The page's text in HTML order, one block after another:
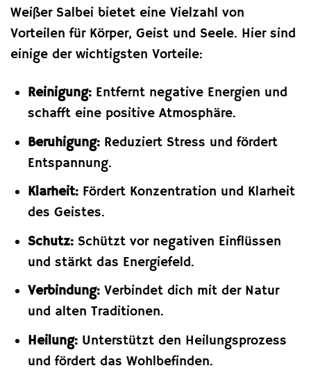
Weißer Salbei bietet eine Vielzahl von
Vorteilen für Körper, Geist und Seele. Hier sind
einige der wichtigsten Vorteile:
Reinigung:Entfernt negative Energien und
schafft eine positive Atmosphäre.
Beruhigung:Reduziert Stress und fördert
Entspannung.
Klarheit:Fördert Konzentration und Klarheit
des Geistes.
Schutz:Schützt vor negativen Einflüssen
und stärkt das Energiefeld.
Verbindung:Verbindet dich mit der Natur
und alten Traditionen.
Heilung:Unterstützt den Heilungsprozess
und fördert das Wohlbefinden.